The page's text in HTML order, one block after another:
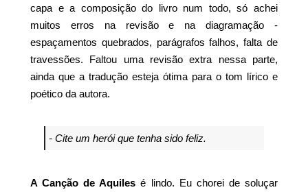
capa e a composição do livro num todo, só achei
muitos erros na revisão e na diagramação -
espaçamentos quebrados, parágrafos falhos, falta de
travessões. Faltou uma revisão extra nessa parte,
ainda que a tradução esteja ótima para o tom lírico e
poético da autora.
- Cite um herói que tenha sido feliz.
A Canção de Aquiles é lindo. Eu chorei de soluçar